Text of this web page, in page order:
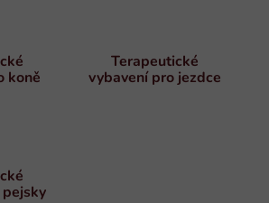
koně
Terapeutické
vybavení pro jezdce